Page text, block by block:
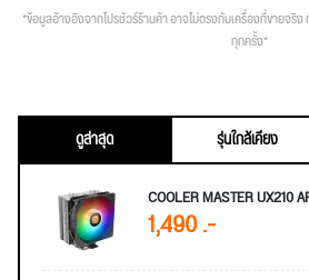
*ข้อมูลอ้างอิงจากโปรชัวร์ร้านค้า อาจไม่ตรงกับเครื่องที่ขายจริ
ทุกครั้ง*
ดูล่าสุด รุ่นใกล้เคียง
COOLER MASTER UX210
1,490 .-